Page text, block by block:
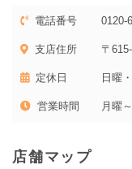
電話番号 0120-
支店住所 〒
定休日 日曜
営業時間 月曜
店舗マップ